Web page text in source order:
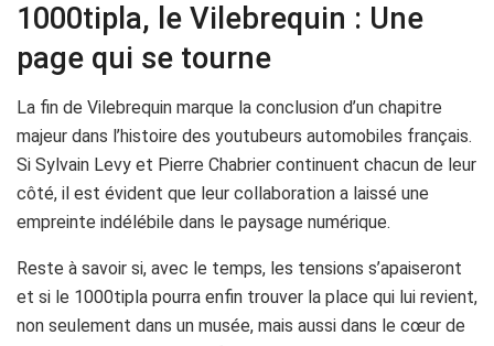
1000tipla, le Vilebrequin : Une
page qui se tourne
La fin de Vilebrequin marque la conclusion d’un chapitre
majeur dans l’histoire des youtubeurs automobiles français.
Si Sylvain Levy et Pierre Chabrier continuent chacun de leur
côté, il est évident que leur collaboration a laissé une
empreinte indélébile dans le paysage numérique.
Reste à savoir si, avec le temps, les tensions s’apaiseront
et si le 1000tipla pourra enfin trouver la place qui lui revient,
non seulement dans un musée, mais aussi dans le cœur de